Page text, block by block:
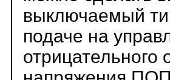
выключаемый
подаче на
отрицательного